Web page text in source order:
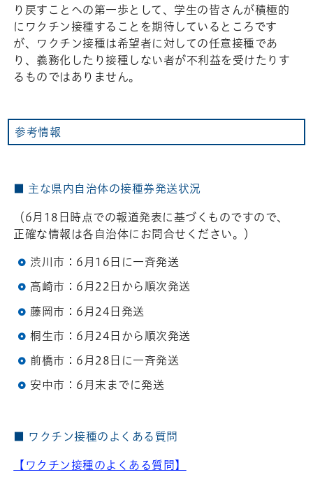
り戻すことへの第一歩として、学生の皆さんが積極的
にワクチン接種することを期待しているところです
が、ワクチン接種は希望者に対しての任意接種であ
り、義務化したり接種しない者が不利益を受けたりす
るものではありません。
参考情報
■ 主な県内自治体の接種券発送状況
（6月18日時点での報道発表に基づくものですので、
正確な情報は各自治体にお問合せください。）
渋川市：6月16日に一斉発送
高崎市：6月22日から順次発送
藤岡市：6月24日発送
桐生市：6月24日から順次発送
前橋市：6月28日に一斉発送
安中市：6月末までに発送
■ ワクチン接種のよくある質問
【ワクチン接種のよくある質問】